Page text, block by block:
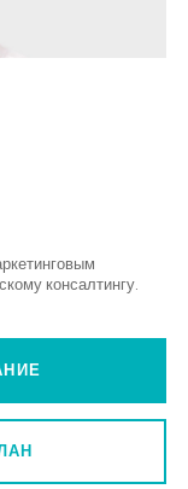
консалтингу.